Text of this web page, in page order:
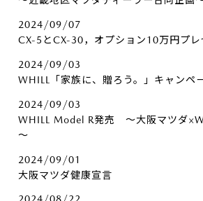
2024/09/07
CX-5とCX-30，オプション10万円プレ
2024/09/03
WHILL「家族に、贈ろう。」キャンペ
2024/09/03
WHILL Model R発売 ～大阪マツダ
～
2024/09/01
大阪マツダ健康宣言